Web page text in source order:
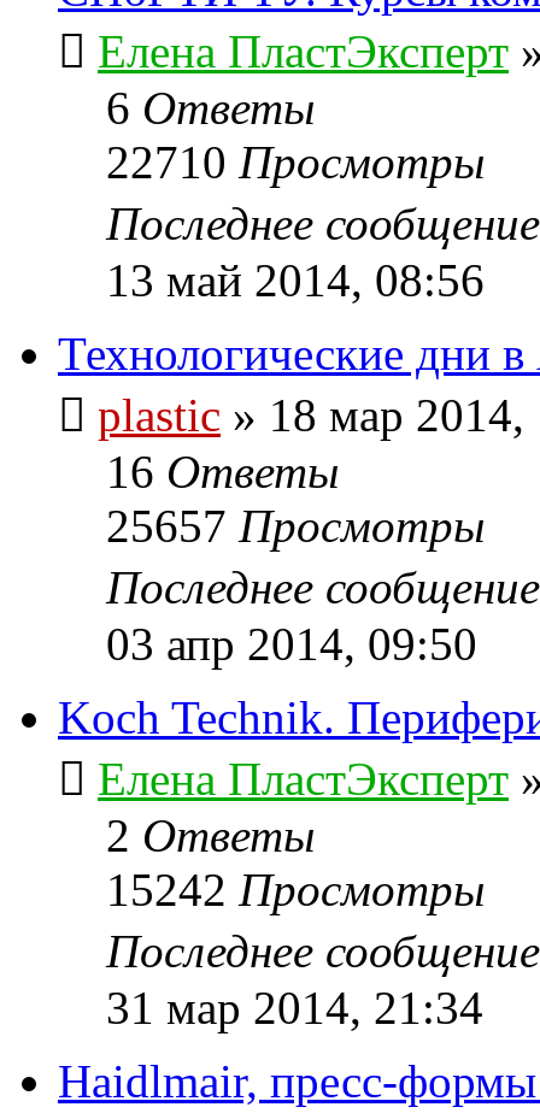
Елена ПластЭксперт
6 Ответы
22710 Просмотры
Последнее
13 май 2014, 08:56
Технологические дни
plastic » 18 мар 2014,
16 Ответы
25657 Просмотры
Последнее
03 апр 2014, 09:50
Koch Technik.
Елена ПластЭксперт
2 Ответы
15242 Просмотры
Последнее
31 мар 2014, 21:34
Haidlmair, пресс-